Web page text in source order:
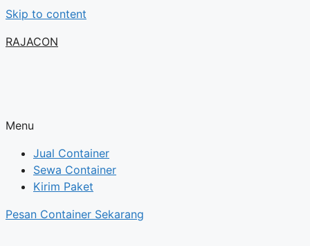
Skip to content
RAJACON
Menu
Jual Container
Sewa Container
Kirim Paket
Pesan Container Sekarang